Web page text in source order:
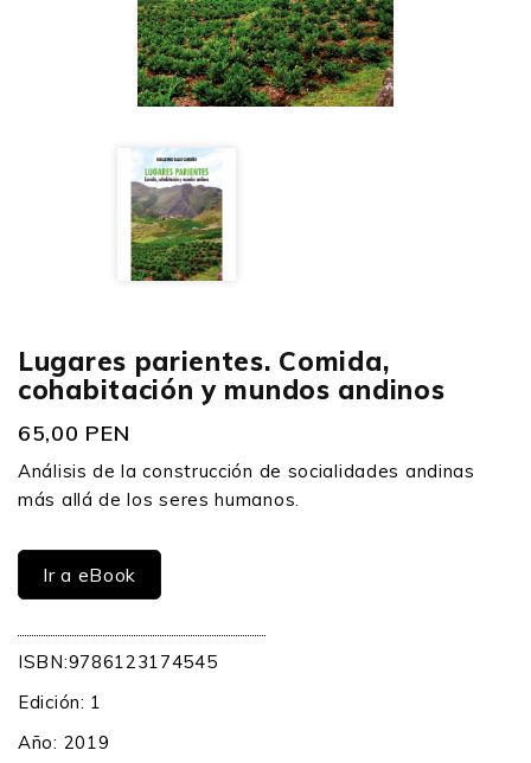
Lugares parientes. Comida,
cohabitación y mundos andinos
65,00 PEN
Análisis de la construcción de socialidades andinas
más allá de los seres humanos.
Ir a eBook
ISBN:9786123174545
Edición: 1
Año: 2019